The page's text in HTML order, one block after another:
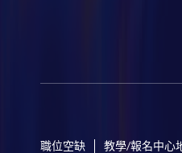
職位空缺 教學/報名中心